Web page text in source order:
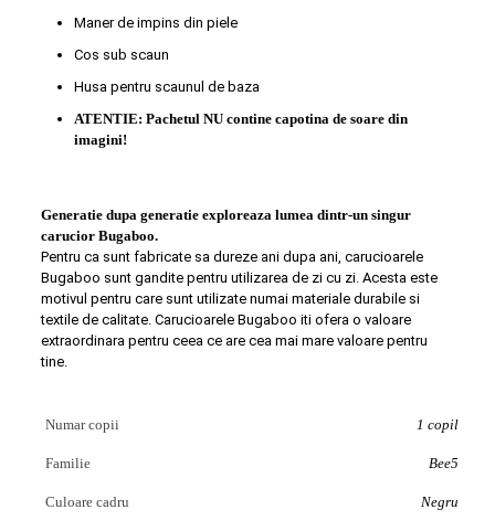
Maner de impins din piele
Cos sub scaun
Husa pentru scaunul de baza
ATENTIE: Pachetul NU contine capotina de soare din
imagini!
Generatie dupa generatie exploreaza lumea dintr-un singur
carucior Bugaboo.
Pentru ca sunt fabricate sa dureze ani dupa ani, carucioarele
Bugaboo sunt gandite pentru utilizarea de zi cu zi. Acesta este
motivul pentru care sunt utilizate numai materiale durabile si
textile de calitate. Carucioarele Bugaboo iti ofera o valoare
extraordinara pentru ceea ce are cea mai mare valoare pentru
tine.
Numar copii 1 copil
Familie Bee5
Culoare cadru Negru